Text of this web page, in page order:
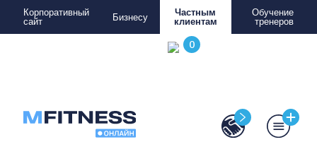
Корпоративный
сайт
Бизнесу
Частным
клиентам
Обучение
тренеров